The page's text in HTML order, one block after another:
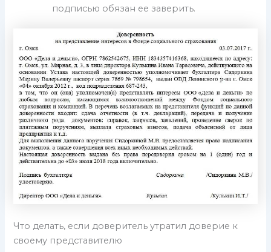
подписью обязан ее заверить.
Что делать, если доверитель утратил доверие к
своему представителю